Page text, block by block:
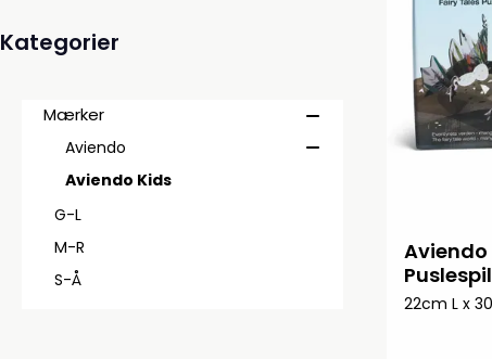
Kategorier
Mærker
Aviendo
Aviendo Kids
G-L
M-R
S-Å
Aviendo
Puslespil
22cm L x